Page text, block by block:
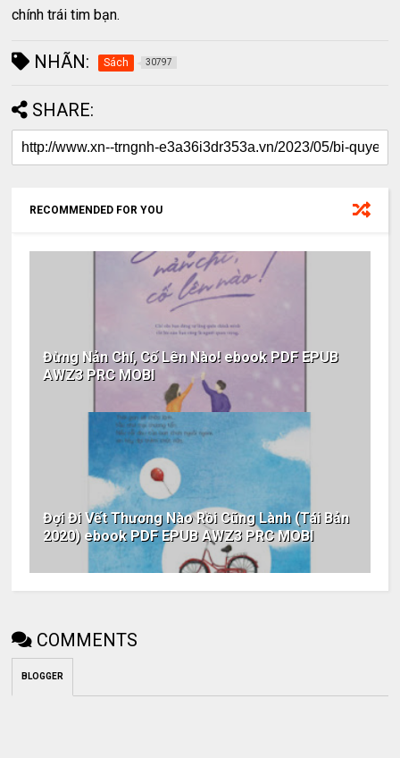
chính trái tim bạn.
NHÃN: Sách 30797
SHARE:
RECOMMENDED FOR YOU
Đừng Nản Chí, Cố Lên Nào! ebook PDF EPUB
AWZ3 PRC MOBI
Đợi Đi Vết Thương Nào Rồi Cũng Lành (Tái Bản
2020) ebook PDF EPUB AWZ3 PRC MOBI
COMMENTS
BLOGGER